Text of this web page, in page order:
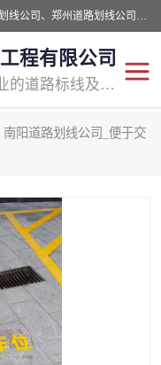
周口中为交通设施工程有限公司是一家洛阳道路划线公司、郑州道路划线公司、平顶山道路车位划线公司、开封车位划线公司、许昌道路车位划线公司、漯河道路车位划线公司，公司始终坚持“诚信、匠心、专注”的宗旨；我们的经营理念是：的服务。
程有限公司
专注道路标线施工，专业的道路标线及交通设施施工服务商!
南阳道路划线公司_便于交
标线
划线